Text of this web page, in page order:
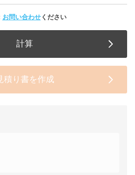
お問い合わせください
計算
積り書を作成